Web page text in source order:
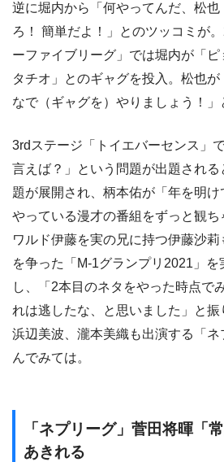
逆に堀内から「何やってんだ、松也
ろ！ 簡単だよ！」とのツッコミが
ーファイブリーグ」では堀内が「
タチオ」とのギャグを投入。松也
なで（ギャグを）やりましょう！」
3rdステージ「トイエバーセンス」
言えば？」という問題が出題され
題が展開され、柄本佑が「年を明
やっている漫才の番組をずっと観
ワルド伊藤を実の兄に持つ伊藤沙
を争った「M-1グランプリ2021」
し、「2本目のネタをやった時点で
れは逃したな、と思いました」と振
浜辺美波、瀧本美織も出演する「
んでみては。
「ネプリーグ」菅田将暉「
あきれる